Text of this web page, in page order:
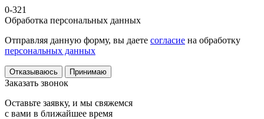
0-321
Обработка персональных данных
Отправляя данную форму, вы даете согласие на обработку
персональных данных
Отказываюсь Принимаю
Заказать звонок
Оставьте заявку, и мы свяжемся
с вами в ближайшее время